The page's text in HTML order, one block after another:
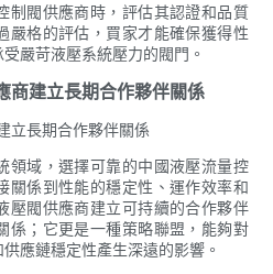
制閥供應商時，評估其認證和品質
嚴格的評估，買家才能確保獲得性
嚴苛液壓系統壓力的閥門。
商建立長期合作夥伴關係
立長期合作夥伴關係
領域，選擇可靠的中國液壓流量控
關係到性能的穩定性、運作效率和
壓閥供應商建立可持續的合作夥伴
係；它更是一種策略聯盟，能夠對
應鏈穩定性產生深遠的影響。